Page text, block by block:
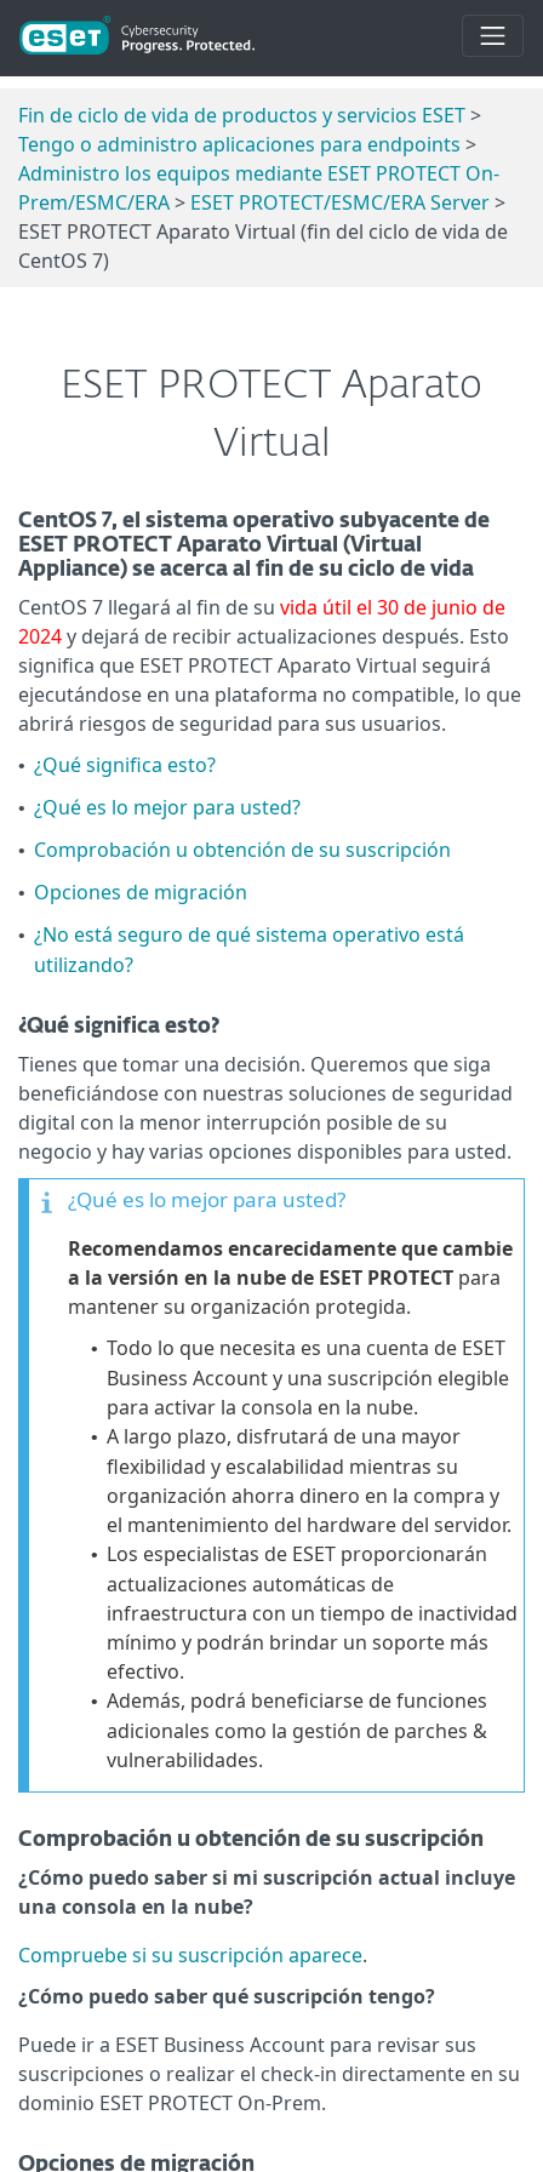
Fin de ciclo de vida de productos y servicios ESET>
Tengo o administro aplicaciones para endpoints >
Administro los equipos mediante ESET PROTECT On-
Prem/ESMC/ERA> ESET PROTECT/ESMC/ERA Server>
ESET PROTECT Aparato Virtual (fin del ciclo de vida de
CentOS 7)
ESET PROTECT Aparato
Virtual
CentOS 7, el sistema operativo subyacente de
ESET PROTECT Aparato Virtual (Virtual
Appliance) se acerca al fin de su ciclo de vida
CentOS 7 llegará al fin de su vida útil el 30 de junio de
2024y dejará de recibir actualizaciones después. Esto
significa que ESET PROTECT Aparato Virtual seguirá
ejecutándose en una plataforma no compatible, lo que
abrirá riesgos de seguridad para sus usuarios.
• ¿Qué significa esto?
• ¿Qué es lo mejor para usted?
• Comprobación u obtención de su suscripción
• Opciones de migración
• ¿No está seguro de qué sistema operativo está
utilizando?
¿Qué significa esto?
Tienes que tomar una decisión. Queremos que siga
beneficiándose con nuestras soluciones de seguridad
digital con la menor interrupción posible de su
negocio y hay varias opciones disponibles para usted.
¿Qué es lo mejor para usted?
Recomendamos encarecidamente que cambie
a la versión en la nube de ESET PROTECT para
mantener su organización protegida.
• Todo lo que necesita es una cuenta de ESET
Business Account y una suscripción elegible
para activar la consola en la nube.
• A largo plazo, disfrutará de una mayor
flexibilidad y escalabilidad mientras su
organización ahorra dinero en la compra y
el mantenimiento del hardware del servidor.
• Los especialistas de ESET proporcionarán
actualizaciones automáticas de
infraestructura con un tiempo de inactividad
mínimo y podrán brindar un soporte más
efectivo.
• Además, podrá beneficiarse de funciones
adicionales como la gestión de parches &
vulnerabilidades.
Comprobación u obtención de su suscripción
¿Cómo puedo saber si mi suscripción actual incluye
una consola en la nube?
Compruebe si su suscripción aparece.
¿Cómo puedo saber qué suscripción tengo?
Puede ir a ESET Business Account para revisar sus
suscripciones o realizar el check-in directamente en su
dominio ESET PROTECT On-Prem.
Opciones de migración